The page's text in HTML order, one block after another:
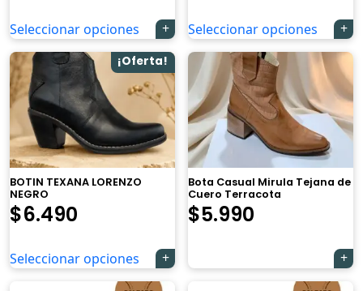
original
era:
$8.690.
actual
es:
$7.690.
Seleccionar opciones
original
era:
$8.690.
actual
es:
$7.690.
Seleccionar opciones
¡Oferta!
BOTIN TEXANA LORENZO
NEGRO
$6.490
Seleccionar opciones
Bota Casual Mirula Tejana de
Cuero Terracota
$5.990